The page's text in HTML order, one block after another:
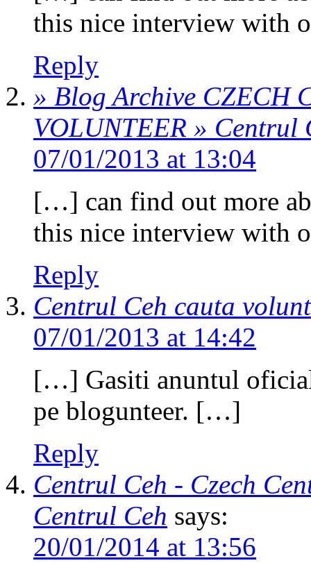
this nice interview with
Reply
» Blog Archive CZECH
VOLUNTEER » Centrul
07/01/2013 at 13:04
[…] can find out more
this nice interview with
Reply
Centrul Ceh cauta
07/01/2013 at 14:42
[…] Gasiti anuntul
pe blogunteer. […]
Reply
Centrul Ceh - Czech
Centrul Ceh says:
20/01/2014 at 13:56